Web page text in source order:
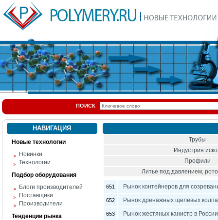
ПОИСК
НАВИГАЦИЯ
Новые технологии
Новинки
Технологии
Подбор оборудования
Блоги производителей
Поставщики
Производители
Тенденции рынка
Трубы
Индустрия
Профили
Литье под давлением,
651 Рынок контейнеров для
652 Рынок дренажных щелевых
653 Рынок жестяных канистр в России